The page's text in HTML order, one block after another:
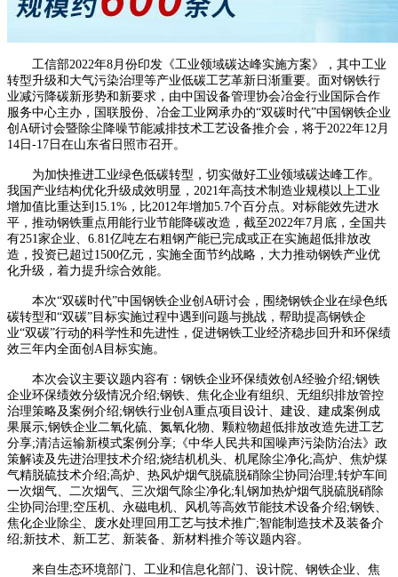
工信部2022年8月份印发《工业领域碳达峰实施方案》，其中工业
转型升级和大气污染治理等产业低碳工艺革新日渐重要。面对钢铁行
业减污降碳新形势和新要求，由中国设备管理协会冶金行业国际合作
服务中心主办，国联股份、冶金工业网承办的“双碳时代”中国钢铁企业
创A研讨会暨除尘降噪节能减排技术工艺设备推介会，将于2022年12月
14日-17日在山东省日照市召开。
为加快推进工业绿色低碳转型，切实做好工业领域碳达峰工作。
我国产业结构优化升级成效明显，2021年高技术制造业规模以上工业
增加值比重达到15.1%，比2012年增加5.7个百分点。对标能效先进水
平，推动钢铁重点用能行业节能降碳改造，截至2022年7月底，全国共
有251家企业、6.81亿吨左右粗钢产能已完成或正在实施超低排放改
造，投资已超过1500亿元，实施全面节约战略，大力推动钢铁产业优
化升级，着力提升综合效能。
本次“双碳时代”中国钢铁企业创A研讨会，围绕钢铁企业在绿色纸
碳转型和“双碳”目标实施过程中遇到问题与挑战，帮助提高钢铁企
业“双碳”行动的科学性和先进性，促进钢铁工业经济稳步回升和环保绩
效三年内全面创A目标实施。
本次会议主要议题内容有：钢铁企业环保绩效创A经验介绍;钢铁
企业环保绩效分级情况介绍;钢铁、焦化企业有组织、无组织排放管控
治理策略及案例介绍;钢铁行业创A重点项目设计、建设、建成案例成
果展示;钢铁企业二氧化硫、氮氧化物、颗粒物超低排放改造先进工艺
分享;清洁运输新模式案例分享;《中华人民共和国噪声污染防治法》政
策解读及先进治理技术介绍;烧结机机头、机尾除尘净化;高炉、焦炉煤
气精脱硫技术介绍;高炉、热风炉烟气脱硫脱硝除尘协同治理;转炉车间
一次烟气、二次烟气、三次烟气除尘净化;轧钢加热炉烟气脱硫脱硝除
尘协同治理;空压机、永磁电机、风机等高效节能技术设备介绍;钢铁、
焦化企业除尘、废水处理回用工艺与技术推广;智能制造技术及装备介
绍;新技术、新工艺、新装备、新材料推介等议题内容。
来自生态环境部门、工业和信息化部门、设计院、钢铁企业、焦